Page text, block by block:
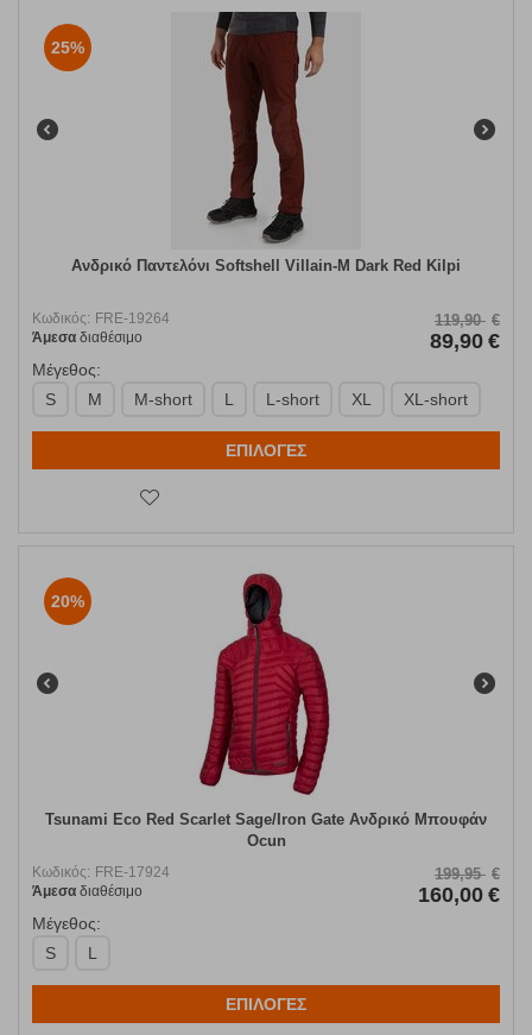
25%
Ανδρικό Παντελόνι Softshell Villain-M Dark Red Kilpi
Κωδικός: FRE-19264
Άμεσα διαθέσιμο
119,90 €
89,90 €
Μέγεθος:
S
M M-short L L-short XL XL-short
ΕΠΙΛΟΓΕΣ
20%
Tsunami Eco Red Scarlet Sage/Iron Gate Ανδρικό Μπουφάν
Ocun
Κωδικός: FRE-17924
Άμεσα διαθέσιμο
199,95 €
160,00 €
Μέγεθος:
S
L
ΕΠΙΛΟΓΕΣ